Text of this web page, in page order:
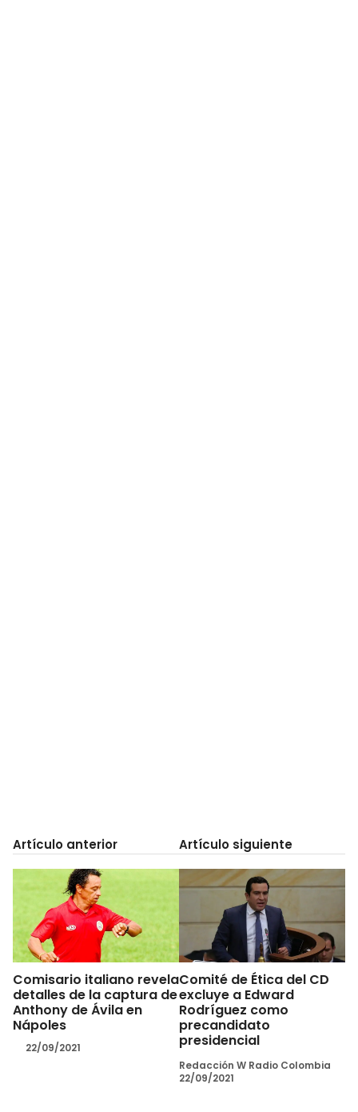
Artículo anterior
Comisario italiano revela
detalles de la captura de
Anthony de Ávila en
Nápoles
22/09/2021
Artículo siguiente
Comité de Ética del CD
excluye a Edward
Rodríguez como
precandidato
presidencial
Redacción W Radio Colombia
22/09/2021